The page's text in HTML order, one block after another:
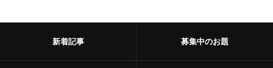
新着記事 募集中のお題